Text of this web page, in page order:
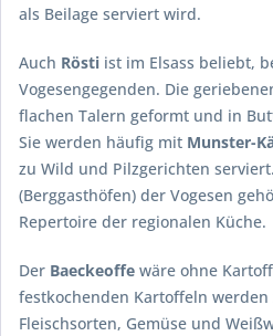
als Beilage serviert wird.
Auch Rösti ist im Elsass beliebt,
Vogesengegenden. Die
flachen Talern geformt und in
Sie werden häufig mit Munster-
zu Wild und Pilzgerichten
(Berggasthöfen) der Vogesen
Repertoire der regionalen Küche.
Der Baeckeoffe wäre ohne
festkochenden Kartoffeln
Fleischsorten, Gemüse und